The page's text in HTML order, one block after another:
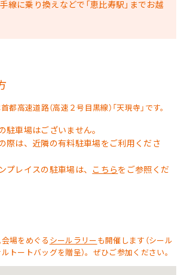
線に乗り換えなどで「恵比寿駅」までお越
高速道路（高速２号目黒線）「天現寺」です。
駐車場はございません。
際は、近隣の有料駐車場をご利用くださ
プレイスの駐車場は、 こちらをご参照くだ
場をめぐる シールラリーも開催します（シール
トートバッグを贈呈）。ぜひご参加ください。